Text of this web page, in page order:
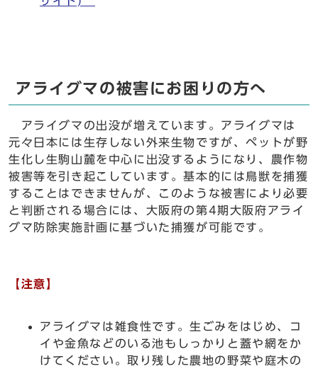
アライグマの被害にお困りの方へ
アライグマの出没が増えています。アライグマは
元々日本には生存しない外来生物ですが、ペットが野
生化し生駒山麓を中心に出没するようになり、農作物
被害等を引き起こしています。基本的には鳥獣を捕獲
することはできませんが、このような被害により必要
と判断される場合には、大阪府の第4期大阪府アライ
グマ防除実施計画に基づいた捕獲が可能です。
【注意】
アライグマは雑食性です。生ごみをはじめ、コ
イや金魚などのいる池もしっかりと蓋や網をか
けてください。取り残した農地の野菜や庭木の